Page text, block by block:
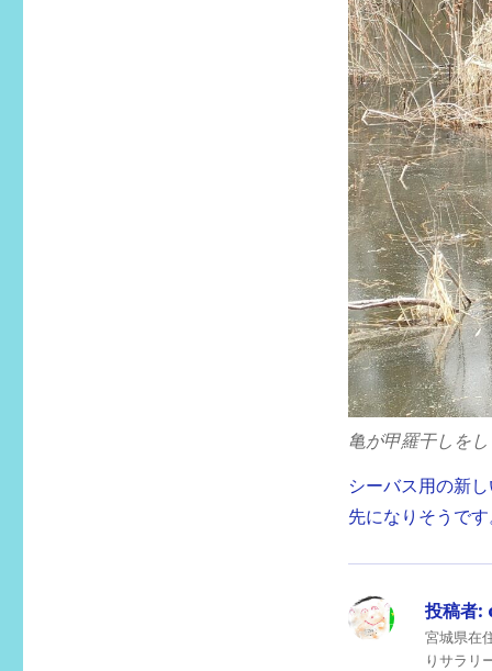
亀が甲羅干しを
シーバス用の新
先になりそうです
投稿者:
宮城県在
りサラリ